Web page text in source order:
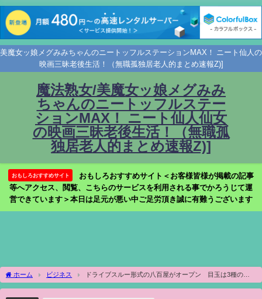
美魔女ッ娘メグみみちゃんのニートッフルステーションMAX！ ニート仙人の
映画三昧老後生活！（無職孤独居老人的まとめ速報Z)]
魔法熟女/美魔女ッ娘メグみみ
ちゃんのニートッフルステー
ションMAX！ ニート仙人仙女
の映画三昧老後生活！（無職孤
独居老人的まとめ速報Z)]
おもしろおすすめサイト
おもしろおすすめサイト＜お客様皆様が掲載の記事
等へアクセス、閲覧、こちらのサービスを利用される事でかろうじて運
営できています＞本日は足元が悪い中ご足労頂き誠に有難うございます
ホーム ビジネス
ドライブスルー形式の八百屋がオープン 目玉は3種の日
替わりセット